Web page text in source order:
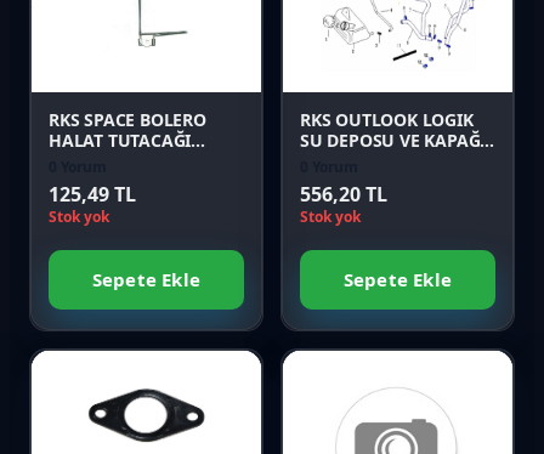
RKS SPACE BOLERO
HALAT TUTACAĞI
125,49 TL
Stok yok
Sepete Ekle
RKS OUTLOOK LOGIK
SU DEPOSU VE KAPAĞI
556,20 TL
Stok yok
Sepete Ekle
Favori
Karşılaştır
Favori